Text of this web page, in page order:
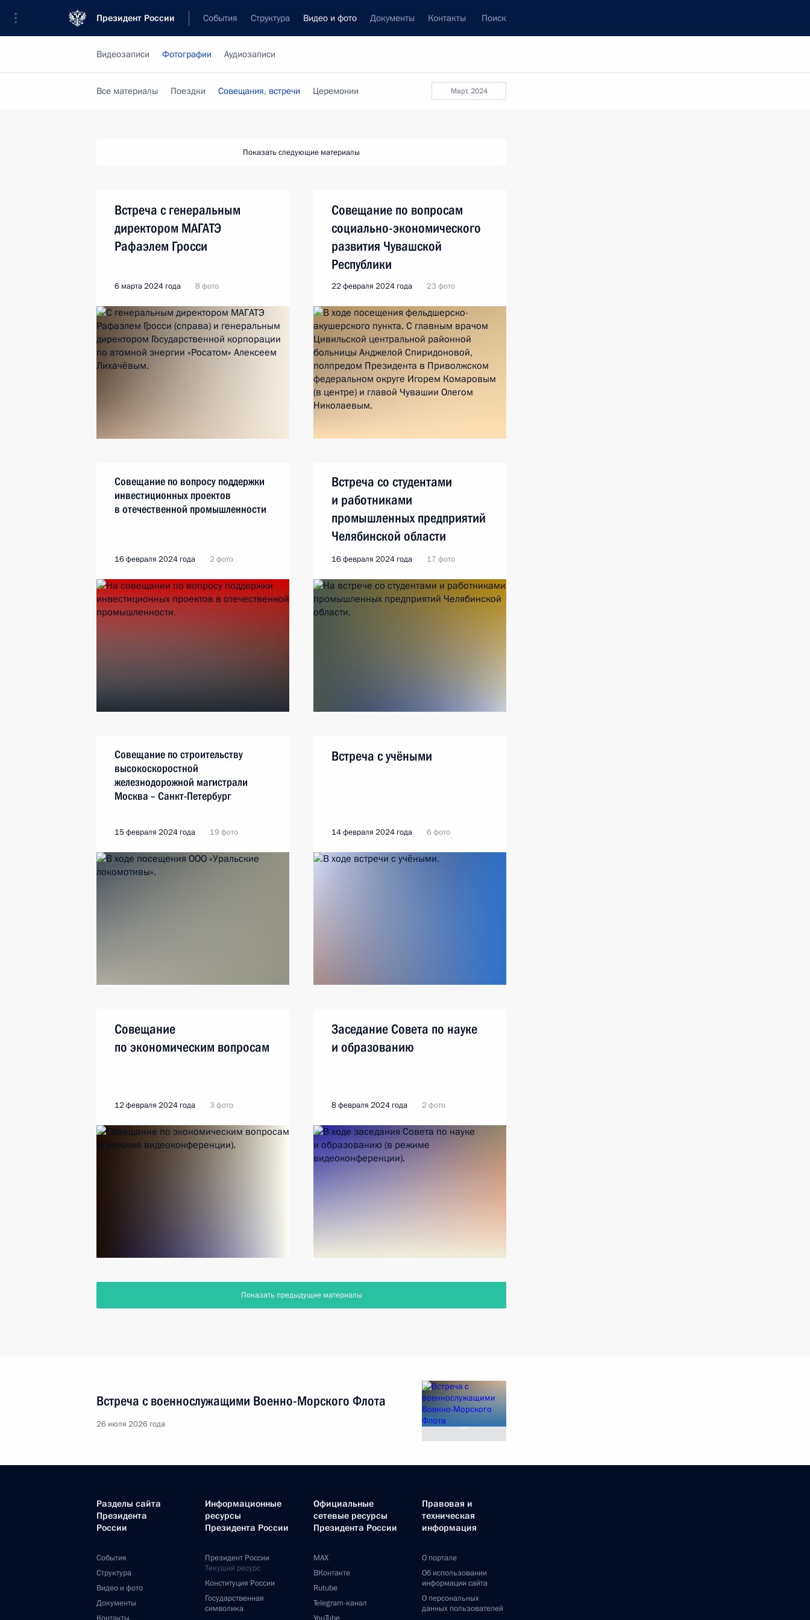
Президент России События Структура Видео и фото Документы Контакты Поиск
Видеозаписи Фотографии Аудиозаписи
март, 2024
Все материалы Поездки Совещания, встречи Церемонии
Показать следующие материалы
Встреча с генеральным
директором МАГАТЭ
Рафаэлем Гросси
6 марта 2024 года 8 фото
Совещание по вопросам
социально-экономического
развития Чувашской
Республики
22 февраля 2024 года 23 фото
Совещание по вопросу поддержки
инвестиционных проектов
в отечественной промышленности
16 февраля 2024 года 2 фото
Встреча со студентами
и работниками
промышленных предприятий
Челябинской области
16 февраля 2024 года 17 фото
Совещание по строительству
высокоскоростной
железнодорожной магистрали
Москва – Санкт-Петербург
15 февраля 2024 года 19 фото
Встреча с учёными
14 февраля 2024 года 6 фото
Совещание
по экономическим вопросам
12 февраля 2024 года 3 фото
Заседание Совета по науке
и образованию
8 февраля 2024 года 2 фото
Показать предыдущие материалы
Встреча с военнослужащими Военно-Морского Флота
26 июля 2026 года
Разделы сайта
Президента
России
События
Структура
Видео и фото
Документы
Информационные
ресурсы
Президента России
Президент России
Текущий ресурс
Конституция России
Государственная
символика
Официальные
сетевые ресурсы
Президента России
MAX
ВКонтакте
Rutube
Telegram-канал
Правовая и
техническая
информация
О портале
Об использовании
информации сайта
О персональных
данных пользователей